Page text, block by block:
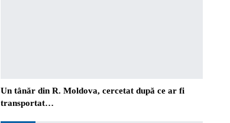
Un tânăr din R. Moldova, cercetat după ce ar fi
transportat…